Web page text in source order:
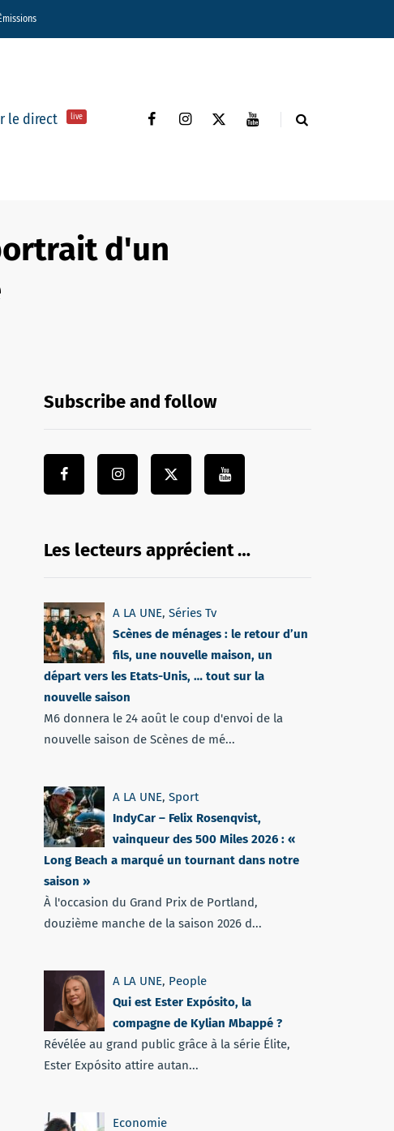
Émissions
le direct live
d'un
Subscribe and follow
Les lecteurs apprécient …
A LA UNE, Séries Tv
Scènes de ménages : le retour d’un
fils, une nouvelle maison, un
départ vers les Etats-Unis, … tout sur la
nouvelle saison
M6 donnera le 24 août le coup d'envoi de la
nouvelle saison de Scènes de mé...
A LA UNE, Sport
IndyCar – Felix Rosenqvist,
vainqueur des 500 Miles 2026 : «
Long Beach a marqué un tournant dans notre
saison »
À l'occasion du Grand Prix de Portland,
douzième manche de la saison 2026 d...
A LA UNE, People
Qui est Ester Expósito, la
compagne de Kylian Mbappé ?
Révélée au grand public grâce à la série Élite,
Ester Expósito attire autan...
Economie